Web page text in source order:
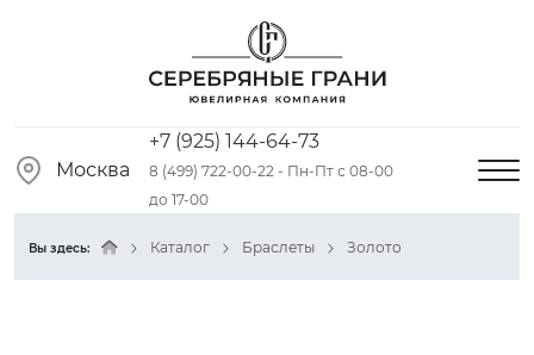
Москва
+7 (925) 144-64-73
8 (499) 722-00-22 - Пн-Пт с 08-00
до 17-00
Вы здесь: Каталог Браслеты Золото